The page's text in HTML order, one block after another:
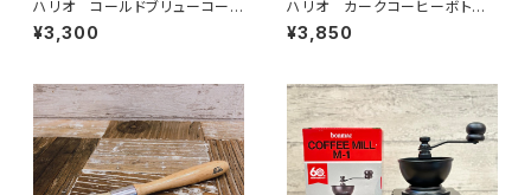
ハリオ コールドブリューコーヒ
ーピッチャー・ライズ（CBR-12-
B）
¥3,300
ハリオ カークコーヒーボトル
（KAC-110-PGR）
¥3,850